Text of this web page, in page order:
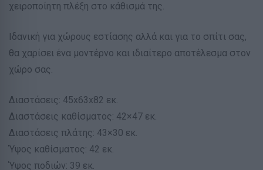
χειροποίητη πλέξη στο κάθισμά της.
Ιδανική για χώρους εστίασης αλλά και για το σπίτι σας,
θα χαρίσει ένα μοντέρνο και ιδιαίτερο αποτέλεσμα στον
χώρο σας.
Διαστάσεις: 45x63x82 εκ.
Διαστάσεις καθίσματος: 42×47 εκ.
Διαστάσεις πλάτης: 43×30 εκ.
Ύψος καθίσματος: 42 εκ.
Ύψος ποδιών: 39 εκ.